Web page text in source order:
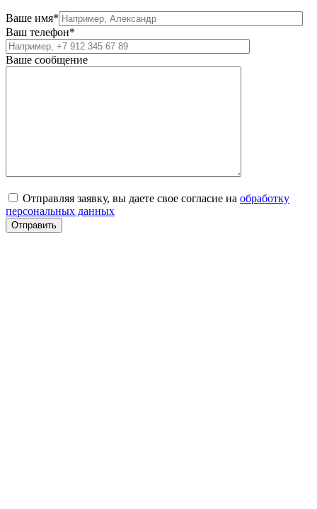
Ваше имя*
Ваш телефон*
Ваше сообщение
Отправляя заявку, вы даете свое согласие на обработку
персональных данных